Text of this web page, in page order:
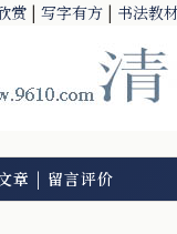
赏 | 写字有方 | 书法教
章 | 留言评价